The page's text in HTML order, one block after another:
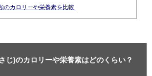
のカロリーや栄養素を比較
じ)のカロリーや栄養素はどのくらい？